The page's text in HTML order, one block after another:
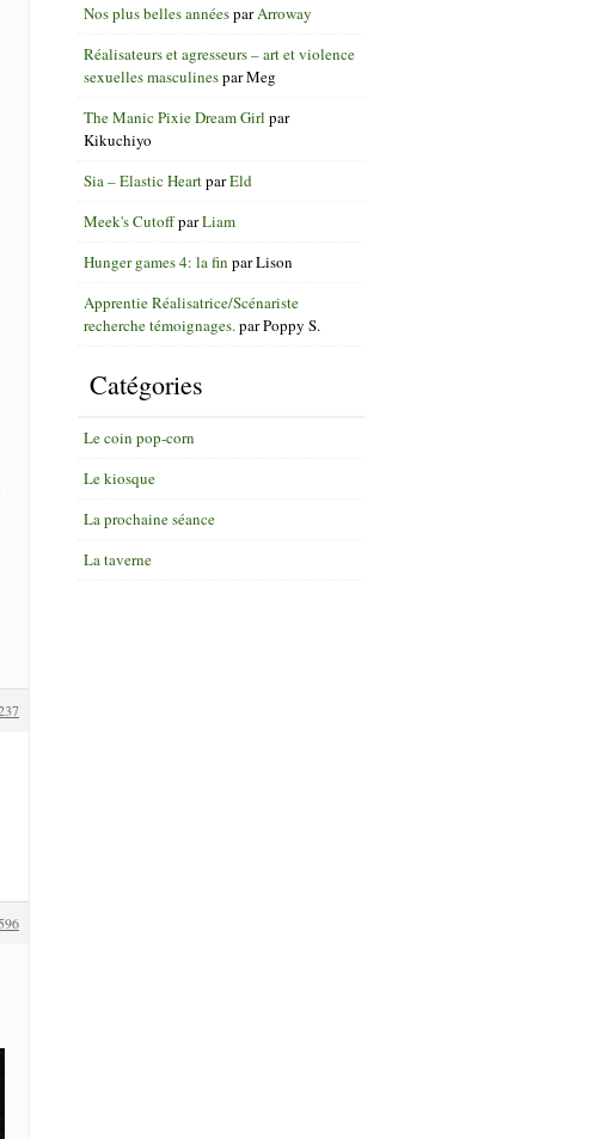
Nos plus belles annéesparArroway
Réalisateurs et agresseurs – art et violence
sexuelles masculinesparMeg
The Manic Pixie Dream Girl par
Kikuchiyo
Sia – Elastic HeartparEld
Meek's CutoffparLiam
Hunger games 4: la fin parLison
Apprentie Réalisatrice/Scénariste
recherche témoignages. parPoppy S.
Catégories
Le coin pop-corn
Le kiosque
La prochaine séance
La taverne